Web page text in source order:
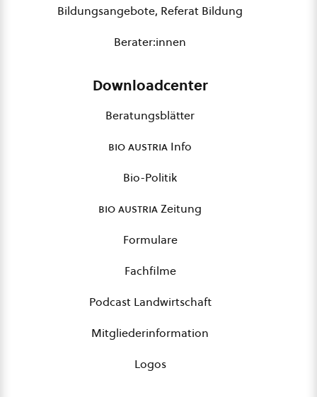
Bildungsangebote, Referat Bildung
Berater:innen
Downloadcenter
Beratungsblätter
bio austria Info
Bio-Politik
bio austriaZeitung
Formulare
Fachfilme
Podcast Landwirtschaft
Mitgliederinformation
Logos